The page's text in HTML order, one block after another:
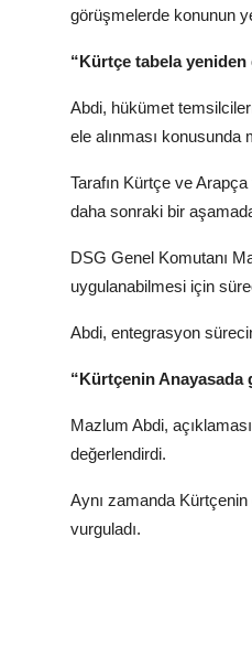
görüşmelerde konunun
“Kürtçe tabela yeniden
Abdi, hükümet
ele alınması konusunda
Tarafın Kürtçe ve
daha sonraki bir
DSG Genel Komutanı
uygulanabilmesi için
Abdi, entegrasyon
“Kürtçenin Anayasada
Mazlum Abdi,
değerlendirdi.
Aynı zamanda Kürtçenin
vurguladı.